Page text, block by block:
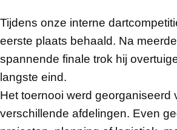
Tijdens onze interne
eerste plaats behaald. Na
spannende finale trok hij
langste eind.
Het toernooi werd georganiseerd
verschillende afdelingen. Even